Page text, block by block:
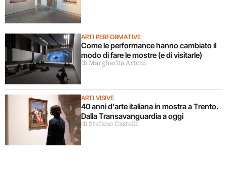
ARTI PERFORMATIVE
Come le performance hanno cambiato il
modo di fare le mostre (e di visitarle)
di Margherita Artoni
ARTI VISIVE
40 anni d’arte italiana in mostra a Trento.
Dalla Transavanguardia a oggi
di Stefano Castelli